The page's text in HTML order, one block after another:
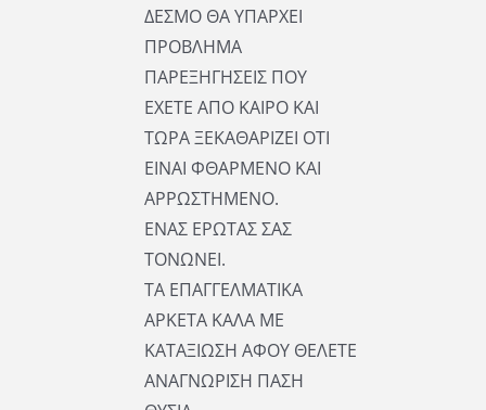
ΔΕΣΜΟ ΘΑ ΥΠΑΡΧΕΙ
ΠΡΟΒΛΗΜΑ
ΠΑΡΕΞΗΓΗΣΕΙΣ ΠΟΥ
ΕΧΕΤΕ ΑΠΟ ΚΑΙΡΟ ΚΑΙ
ΤΩΡΑ ΞΕΚΑΘΑΡΙΖΕΙ ΟΤΙ
ΕΙΝΑΙ ΦΘΑΡΜΕΝΟ ΚΑΙ
ΑΡΡΩΣΤΗΜΕΝΟ.
ΕΝΑΣ ΕΡΩΤΑΣ ΣΑΣ
ΤΟΝΩΝΕΙ.
ΤΑ ΕΠΑΓΓΕΛΜΑΤΙΚΑ
ΑΡΚΕΤΑ ΚΑΛΑ ΜΕ
ΚΑΤΑΞΙΩΣΗ ΑΦΟΥ ΘΕΛΕΤΕ
ΑΝΑΓΝΩΡΙΣΗ ΠΑΣΗ